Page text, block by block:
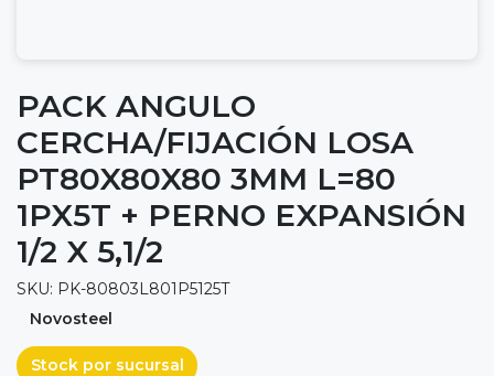
PACK ANGULO
CERCHA/FIJACIÓN LOSA
PT80X80X80 3MM L=80
1PX5T + PERNO EXPANSIÓN
1/2 X 5,1/2
SKU: PK-80803L801P5125T
Novosteel
Stock por sucursal